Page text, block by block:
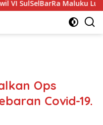
PANDE EMAS
Ops
Covid-19.